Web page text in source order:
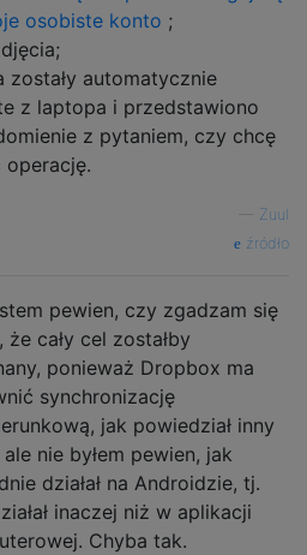
osobiste konto ;
zostały automatycznie
z laptopa i przedstawiono
z pytaniem, czy chcę
operację.
Zuul
źródło
pewien, czy zgadzam się
że cały cel zostałby
ponieważ Dropbox ma
synchronizację
jak powiedział inny
nie byłem pewien, jak
działał na Androidzie, tj.
inaczej niż w aplikacji
Chyba tak.